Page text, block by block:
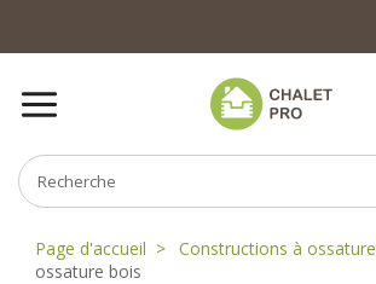
Page d'accueil Constructions à
ossature bois